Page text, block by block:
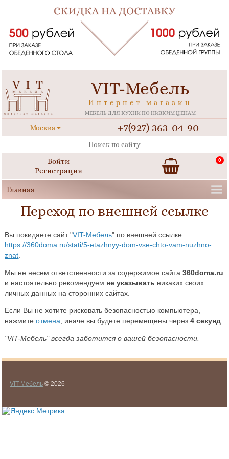
VIT-Мебель
Интернет магазин
МЕБЕЛЬ ДЛЯ КУХНИ ПО НИЗКИМ ЦЕНАМ
Москва +7(927) 363-04-90
Войти
Регистрация
0
Переход по внешней ссылке
Вы покидаете сайт "VIT-Мебель" по внешней ссылке
https://360doma.ru/stati/5-etazhnyy-dom-vse-chto-vam-nuzhno-
znat
Мы не несем ответственности за содержимое сайта360doma.ru
и настоятельно рекомендуем не указывать никаких своих
личных данных на сторонних сайтах.
Если Вы не хотите рисковать безопасностью компьютера,
нажмитеотмена , иначе вы будете перемещены через4 секунд
"VIT-Мебель" всегда заботится о вашей безопасности.
VIT-Мебель © 2026